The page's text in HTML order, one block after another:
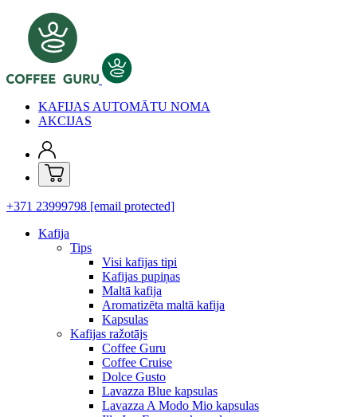
KAFIJAS AUTOMĀTU NOMA
AKCIJAS
+371 23999798 [email protected]
Kafija
Tips
Visi kafijas tipi
Kafijas pupiņas
Maltā kafija
Aromatizēta maltā kafija
Kapsulas
Kafijas ražotājs
Coffee Guru
Coffee Cruise
Dolce Gusto
Lavazza Blue kapsulas
Lavazza A Modo Mio kapsulas